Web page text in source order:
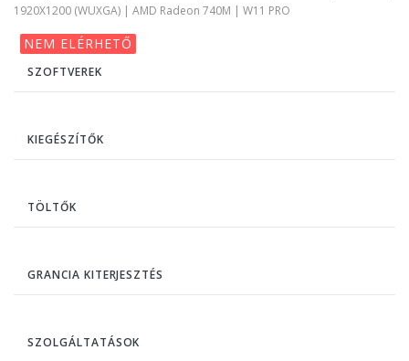
1920X1200 (WUXGA) | AMD Radeon 740M | W11 PRO
NEM ELÉRHETŐ
SZOFTVEREK
KIEGÉSZÍTŐK
TÖLTŐK
GRANCIA KITERJESZTÉS
SZOLGÁLTATÁSOK